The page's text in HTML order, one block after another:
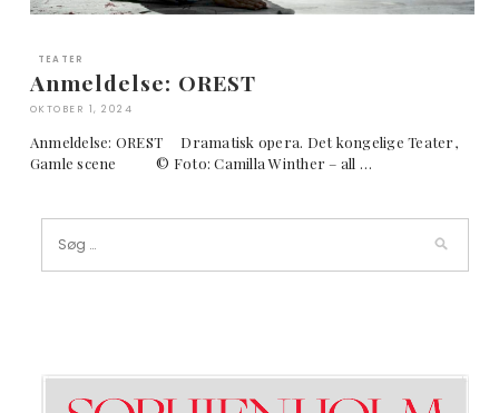
TEATER
Anmeldelse: OREST
OKTOBER 1, 2024
Anmeldelse: OREST Dramatisk opera. Det kongelige Teater,
Gamle scene © Foto: Camilla Winther – all …